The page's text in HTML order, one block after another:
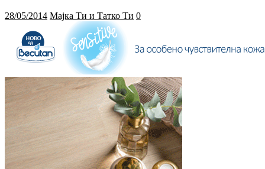
28/05/2014 Мајка Ти и Татко Ти 0